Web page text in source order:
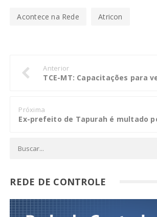
Acontece na Rede Atricon
Anterior
Próxima
REDE DE CONTROLE